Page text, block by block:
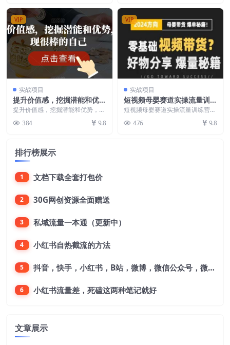
VIP
实战项目
提升价值感，挖掘潜能和优
势，发现很棒的自己
提升价值感，挖掘潜能和优势，发
【打卡入口】价值...
384 9.8
VIP
实战项目
短视频母婴赛道实操流量训练
营，零基础视频带货，好物分
享，爆量秘籍
短视频母婴赛道实操流量训练营，
秘籍 课程内容： 1...
476 9.8
排行榜展示
1 文档下载全套打包价
2 30G网创资源全面赠送
3 私域流量一本通（更新中）
4 小红书自热截流的方法
5 抖音，快手，小红书，B站，微博，微信公众号，微信视频号。每一个平台，都是不一样的机会，对应不一样的赚钱思路
6 小红书流量差，死磕这两种笔记就好
文章展示